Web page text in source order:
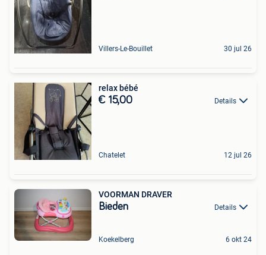
Villers-Le-Bouillet 30 jul 26
relax bébé
€ 15,00 Details
Chatelet 12 jul 26
VOORMAN DRAVER
Bieden Details
Koekelberg 6 okt 24